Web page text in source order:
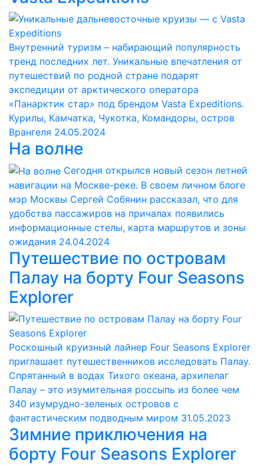
Внутренний туризм – набирающий популярность
тренд последних лет. Уникальные впечатления от
путешествий по родной стране подарят
экспедиции от арктического оператора
«Панарктик стар» под брендом Vasta Expeditions.
Курилы, Камчатка, Чукотка, Командоры, остров
Врангеля 24.05.2024
На волне
Сегодня открылся новый сезон летней
навигации на Москве-реке. В своем личном блоге
мэр Москвы Сергей Собянин рассказал, что для
удобства пассажиров на причалах появились
информационные стелы, карта маршрутов и зоны
ожидания 24.04.2024
Путешествие по островам
Палау на борту Four Seasons
Explorer
Роскошный круизный лайнер Four Seasons Explorer
приглашает путешественников исследовать Палау.
Спрятанный в водах Тихого океана, архипелаг
Палау – это изумительная россыпь из более чем
340 изумрудно-зеленых островов с
фантастическим подводным миром 31.05.2023
Зимние приключения на
борту Four Seasons Explorer